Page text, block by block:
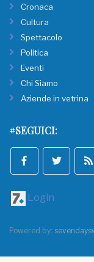
Cronaca
Cultura
Spettacolo
Politica
Eventi
Chi Siamo
Aziende in vetrina
#SEGUICI:
Login
Powered by: